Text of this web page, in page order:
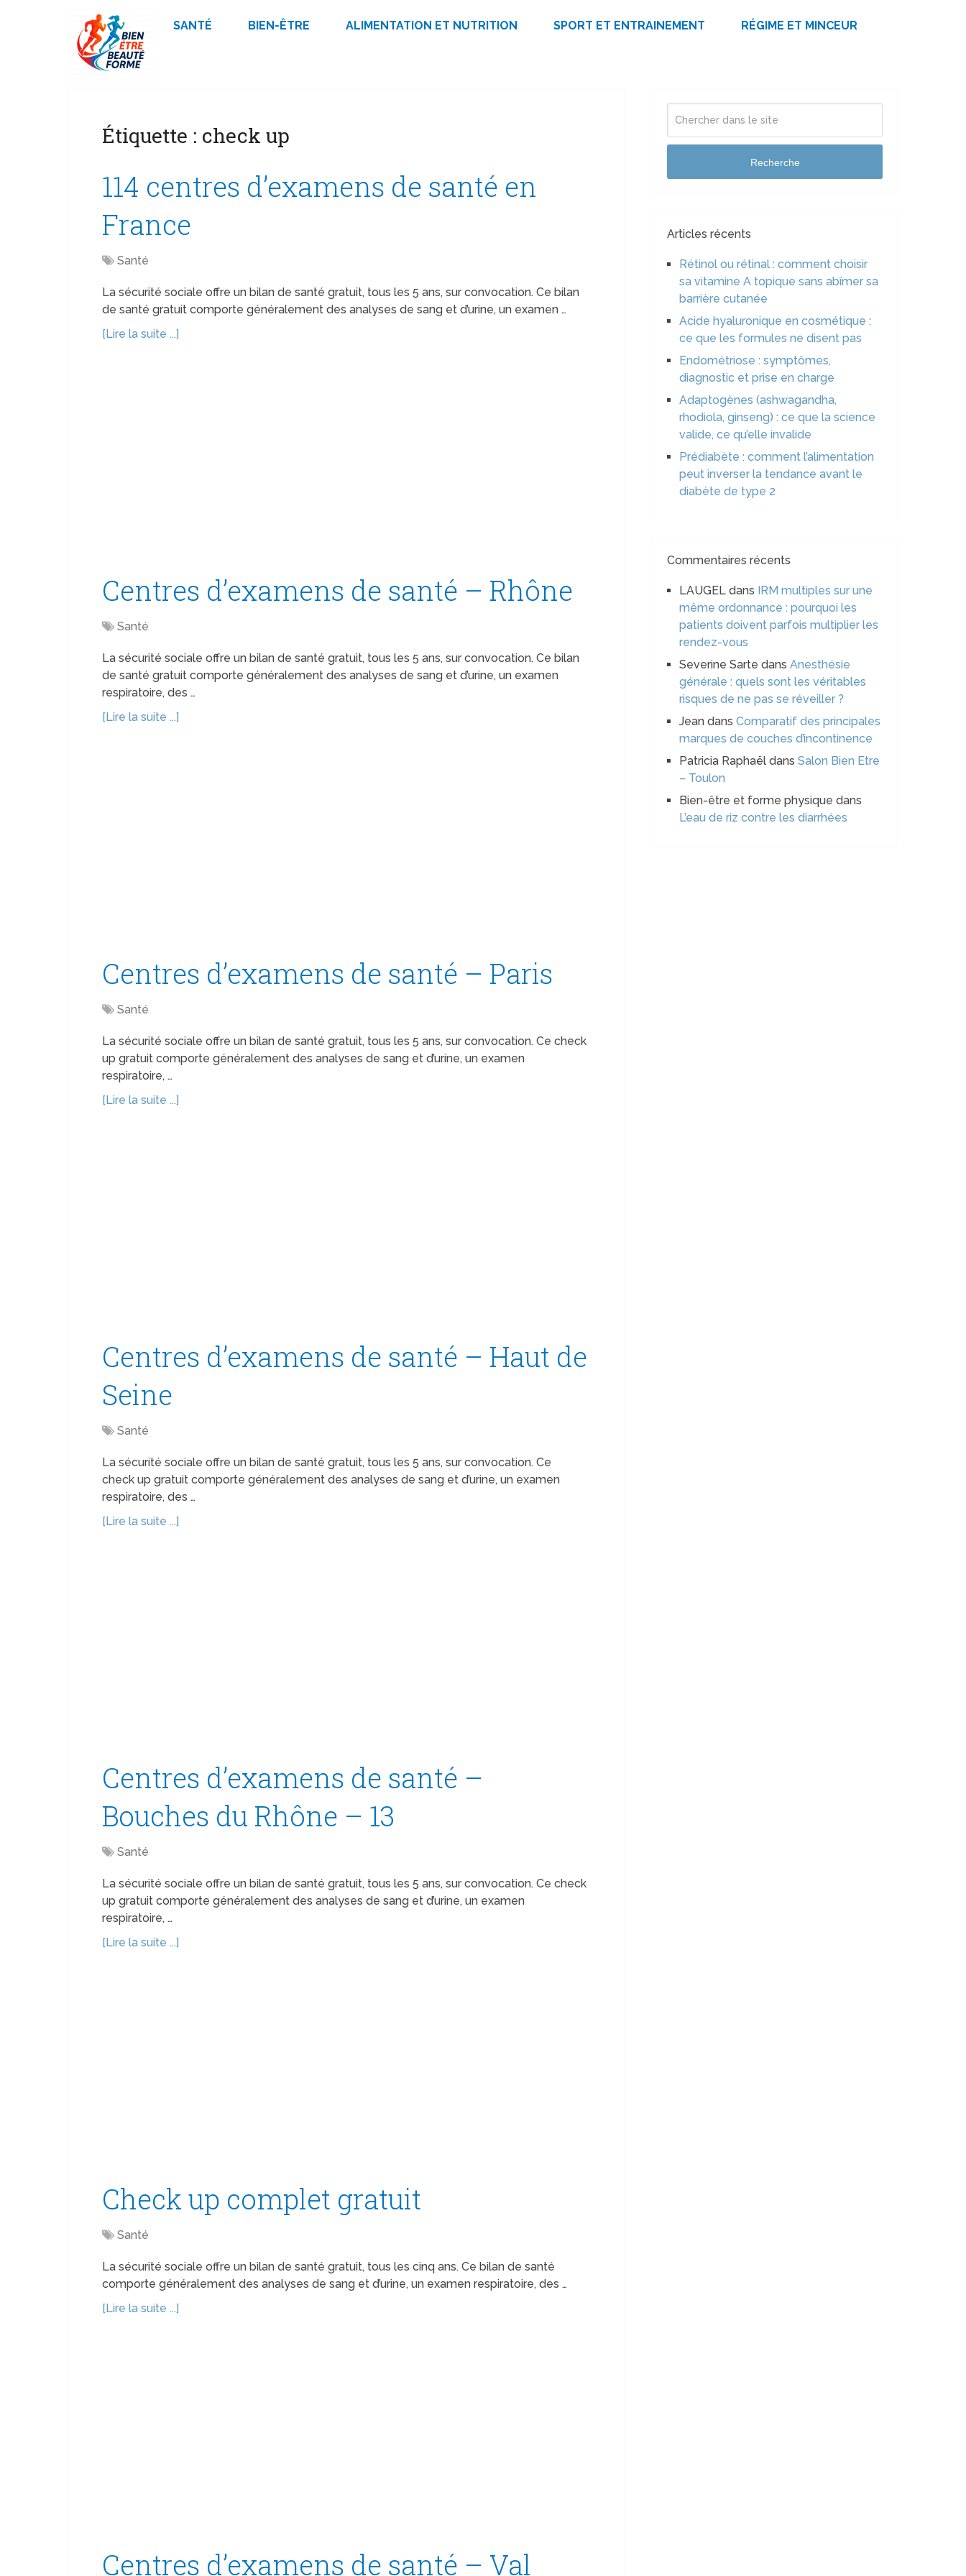
SANTÉ BIEN-ÊTRE ALIMENTATION ET NUTRITION SPORT ET ENTRAINEMENT RÉGIME ET MINCEUR
Étiquette : check up
114 centres d’examens de santé en
France
Santé
La sécurité sociale offre un bilan de santé gratuit, tous les 5 ans, sur convocation. Ce bilan
de santé gratuit comporte généralement des analyses de sang et d’urine, un examen …
[Lire la suite ...]
Centres d’examens de santé – Rhône
Santé
La sécurité sociale offre un bilan de santé gratuit, tous les 5 ans, sur convocation. Ce bilan
de santé gratuit comporte généralement des analyses de sang et d’urine, un examen
respiratoire, des …
[Lire la suite ...]
Centres d’examens de santé – Paris
Santé
La sécurité sociale offre un bilan de santé gratuit, tous les 5 ans, sur convocation. Ce check
up gratuit comporte généralement des analyses de sang et d’urine, un examen
respiratoire, …
[Lire la suite ...]
Centres d’examens de santé – Haut de
Seine
Santé
La sécurité sociale offre un bilan de santé gratuit, tous les 5 ans, sur convocation. Ce
check up gratuit comporte généralement des analyses de sang et d’urine, un examen
respiratoire, des …
[Lire la suite ...]
Centres d’examens de santé –
Bouches du Rhône – 13
Santé
La sécurité sociale offre un bilan de santé gratuit, tous les 5 ans, sur convocation. Ce check
up gratuit comporte généralement des analyses de sang et d’urine, un examen
respiratoire, …
[Lire la suite ...]
Check up complet gratuit
Santé
La sécurité sociale offre un bilan de santé gratuit, tous les cinq ans. Ce bilan de santé
comporte généralement des analyses de sang et d’urine, un examen respiratoire, des …
[Lire la suite ...]
Centres d’examens de santé – Val
Recherche
Articles récents
Rétinol ou rétinal : comment choisir
sa vitamine A topique sans abîmer sa
barrière cutanée
Acide hyaluronique en cosmétique :
ce que les formules ne disent pas
Endométriose : symptômes,
diagnostic et prise en charge
Adaptogènes (ashwagandha,
rhodiola, ginseng) : ce que la science
valide, ce qu’elle invalide
Prédiabète : comment l’alimentation
peut inverser la tendance avant le
diabète de type 2
Commentaires récents
LAUGEL dans IRM multiples sur une
même ordonnance : pourquoi les
patients doivent parfois multiplier les
rendez-vous
Severine Sarte dansAnesthésie
générale : quels sont les véritables
risques de ne pas se réveiller ?
Jean dansComparatif des principales
marques de couches d’incontinence
Patricia Raphaël dansSalon Bien Etre
– Toulon
Bien-être et forme physique dans
L’eau de riz contre les diarrhées